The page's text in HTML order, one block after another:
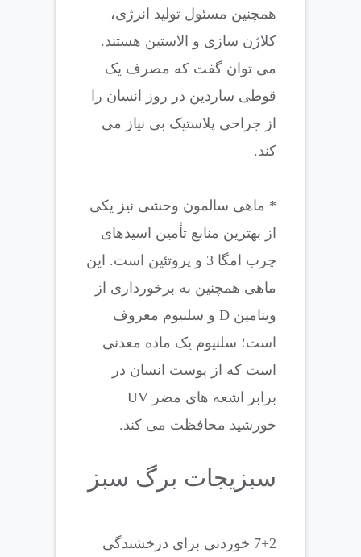
همچنین مسئول تولید انرژی،
کلاژن سازی و الاستین هستند.
می توان گفت که مصرف یک
قوطی ساردین در روز انسان را
از جراحی پلاستیک بی نیاز می
کند.
* ماهی سالمون وحشی نیز یکی
از بهترین منابع تأمین اسیدهای
چرب امگا 3 و پروتئین است. این
ماهی همچنین به برخورداری از
ویتامین D و سلنیوم معروف
است؛ سلنیوم یک ماده معدنی
است که از پوست انسان در
برابر اشعه های مضر UV
خورشید محافظت می کند.
سبزیجات برگ سبز
7+2 خوردنی برای درخشندگی